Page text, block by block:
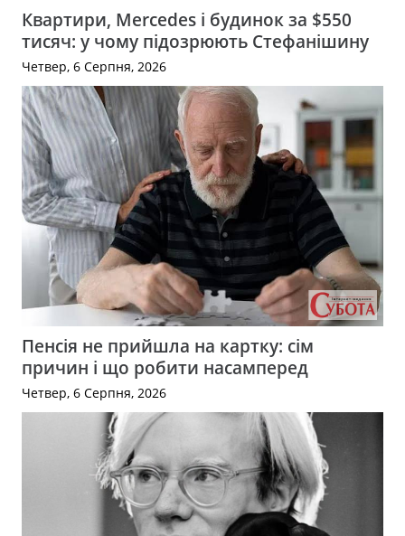
Квартири, Mercedes і будинок за $550
тисяч: у чому підозрюють Стефанішину
Четвер, 6 Серпня, 2026
Пенсія не прийшла на картку: сім
причин і що робити насамперед
Четвер, 6 Серпня, 2026